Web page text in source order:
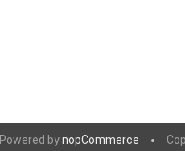
Powered bynopCommerce